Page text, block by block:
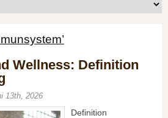
Wellness: Definition
13th, 2026
Definition